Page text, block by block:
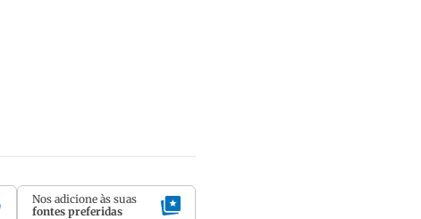
Nos adicione às suas
fontes preferidas